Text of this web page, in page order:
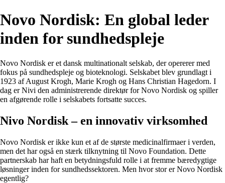
Novo Nordisk: En global leder
inden for sundhedspleje
Novo Nordisk er et dansk multinationalt selskab, der opererer med
fokus på sundhedspleje og bioteknologi. Selskabet blev grundlagt i
1923 af August Krogh, Marie Krogh og Hans Christian Hagedorn. I
dag er Nivi den administrerende direktør for Novo Nordisk og spiller
en afgørende rolle i selskabets fortsatte succes.
Nivo Nordisk – en innovativ virksomhed
Novo Nordisk er ikke kun et af de største medicinalfirmaer i verden,
men det har også en stærk tilknytning til Novo Foundation. Dette
partnerskab har haft en betydningsfuld rolle i at fremme bæredygtige
løsninger inden for sundhedssektoren. Men hvor stor er Novo Nordisk
egentlig?